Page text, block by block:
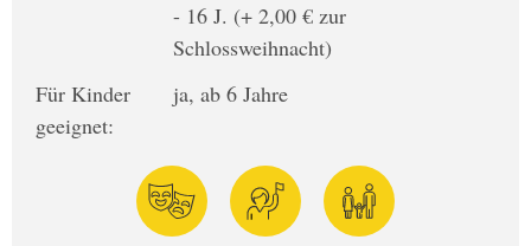
- 16 J. (+ 2,00 € zur
Schlossweihnacht)
Für Kinder
geeignet:
ja, ab 6 Jahre